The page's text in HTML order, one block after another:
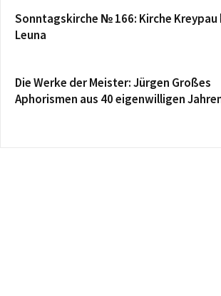
Sonntagskirche № 166: Kirche Kreypau
Leuna
Die Werke der Meister: Jürgen Großes
Aphorismen aus 40 eigenwilligen